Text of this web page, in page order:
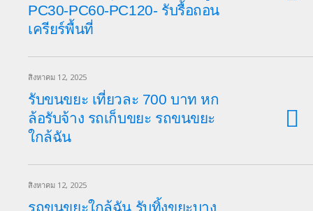
PC30-PC60-PC120- รับรื้อถอน
เครียร์พื้นที่
สิงหาคม 12, 2025
รับขนขยะ เที่ยวละ 700 บาท หก
ล้อรับจ้าง รถเก็บขยะ รถขนขยะ
ใกล้ฉัน
สิงหาคม 12, 2025
รถขนขยะใกล้ฉัน รับทิ้งขยะบาง